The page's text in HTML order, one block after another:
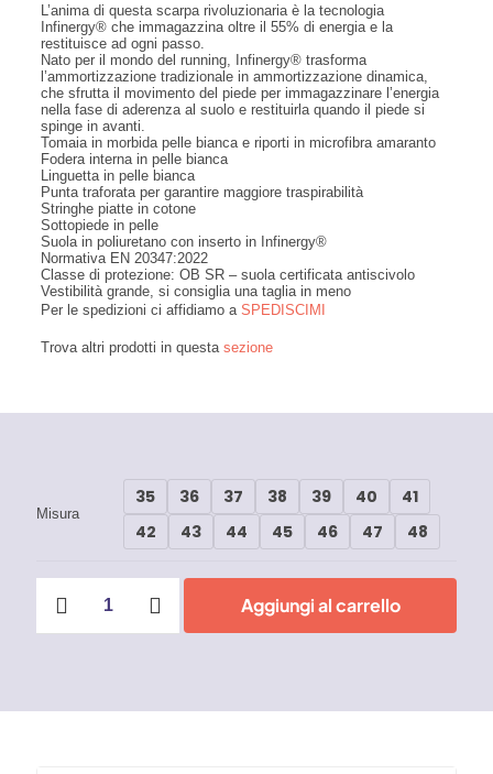
L’anima di questa scarpa rivoluzionaria è la tecnologia
Infinergy® che immagazzina oltre il 55% di energia e la
restituisce ad ogni passo.
Nato per il mondo del running, Infinergy® trasforma
l’ammortizzazione tradizionale in ammortizzazione dinamica,
che sfrutta il movimento del piede per immagazzinare l’energia
nella fase di aderenza al suolo e restituirla quando il piede si
spinge in avanti.
Tomaia in morbida pelle bianca e riporti in microfibra amaranto
Fodera interna in pelle bianca
Linguetta in pelle bianca
Punta traforata per garantire maggiore traspirabilità
Stringhe piatte in cotone
Sottopiede in pelle
Suola in poliuretano con inserto in Infinergy®
Normativa EN 20347:2022
Classe di protezione: OB SR – suola certificata antiscivolo
Vestibilità grande, si consiglia una taglia in meno
Per le spedizioni ci affidiamo a SPEDISCIMI
Trova altri prodotti in questa sezione
Misura
35 36 37 38 39 40
41
42
43 44 45 46 47 48
quantità
Aggiungi al carrello